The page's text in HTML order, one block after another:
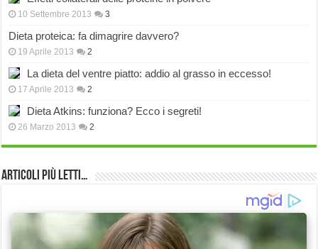
10 Settembre 2013 3
Dieta proteica: fa dimagrire davvero?
19 Aprile 2013 2
La dieta del ventre piatto: addio al grasso in eccesso!
17 Aprile 2013 2
Dieta Atkins: funziona? Ecco i segreti!
26 Marzo 2013 2
Articoli più Letti…